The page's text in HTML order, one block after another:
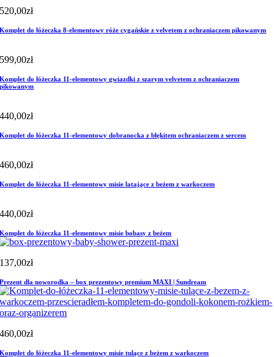
520,00zł
Komplet do łóżeczka 8-elementowy róże cygańskie z velvetem z ochraniaczem pikowanym
599,00zł
Komplet do łóżeczka 11-elementowy gwiazdki z szarym velvetem z ochraniaczem
pikowanym
440,00zł
Komplet do łóżeczka 11-elementowy dobranocka z błękitem ochraniaczem z sercem
460,00zł
Komplet do łóżeczka 11-elementowy misie latające z beżem z warkoczem
440,00zł
Komplet do łóżeczka 11-elementowy misie bobasy z beżem
137,00zł
Prezent dla noworodka – box prezentowy premium MAXI | Sundream
460,00zł
Komplet do łóżeczka 11-elementowy misie tulące z beżem z warkoczem